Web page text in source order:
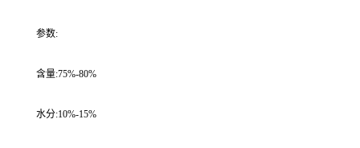
参数:
含量:75%-80%
水分:10%-15%